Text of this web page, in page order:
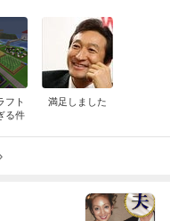
フト
る件
満足しました